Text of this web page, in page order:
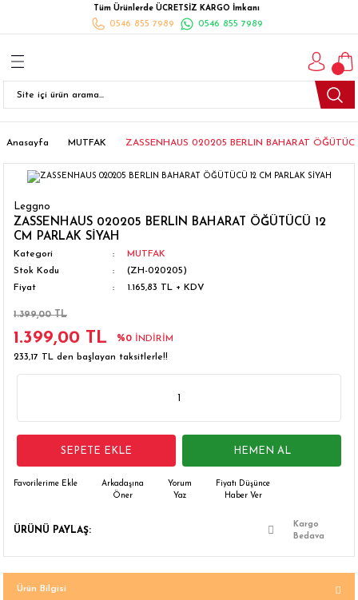
Tüm Ürünlerde ÜCRETSİZ KARGO İmkanı
0546 855 7989 0546 855 7989
Geri Dön
Ankastre Setler
Bulaşık Makinesi
Buzdolabı
Fırın
Puro Dolapları
Su Sebili
Asacakları
Geri Dön
Takımları
Takımı
Takımları
Geri Dön
Takımları
Geri Dön
Geri Dön
Geri Dön
Geri Dön
Anasayfa MUTFAK ZASSENHAUS 020205 BERLIN BAHARAT
Leggno
ZASSENHAUS 020205 BERLIN BAHARAT ÖĞÜTÜCÜ 12
CM PARLAK SİYAH
Kategori
MUTFAK
Stok Kodu
(ZH-020205)
Fiyat
1.165,83 TL + KDV
1.399,00 TL
1.399,00 TL %0
İNDİRİM
233,17 TL den başlayan taksitlerle!!
SEPETE EKLE HEMEN AL
Arkadaşına
Öner
Yorum
Yaz
Fiyatı Düşünce
Haber Ver
ÜRÜNÜ PAYLAŞ:
Kargo
Bedava
Ürün Bilgisi